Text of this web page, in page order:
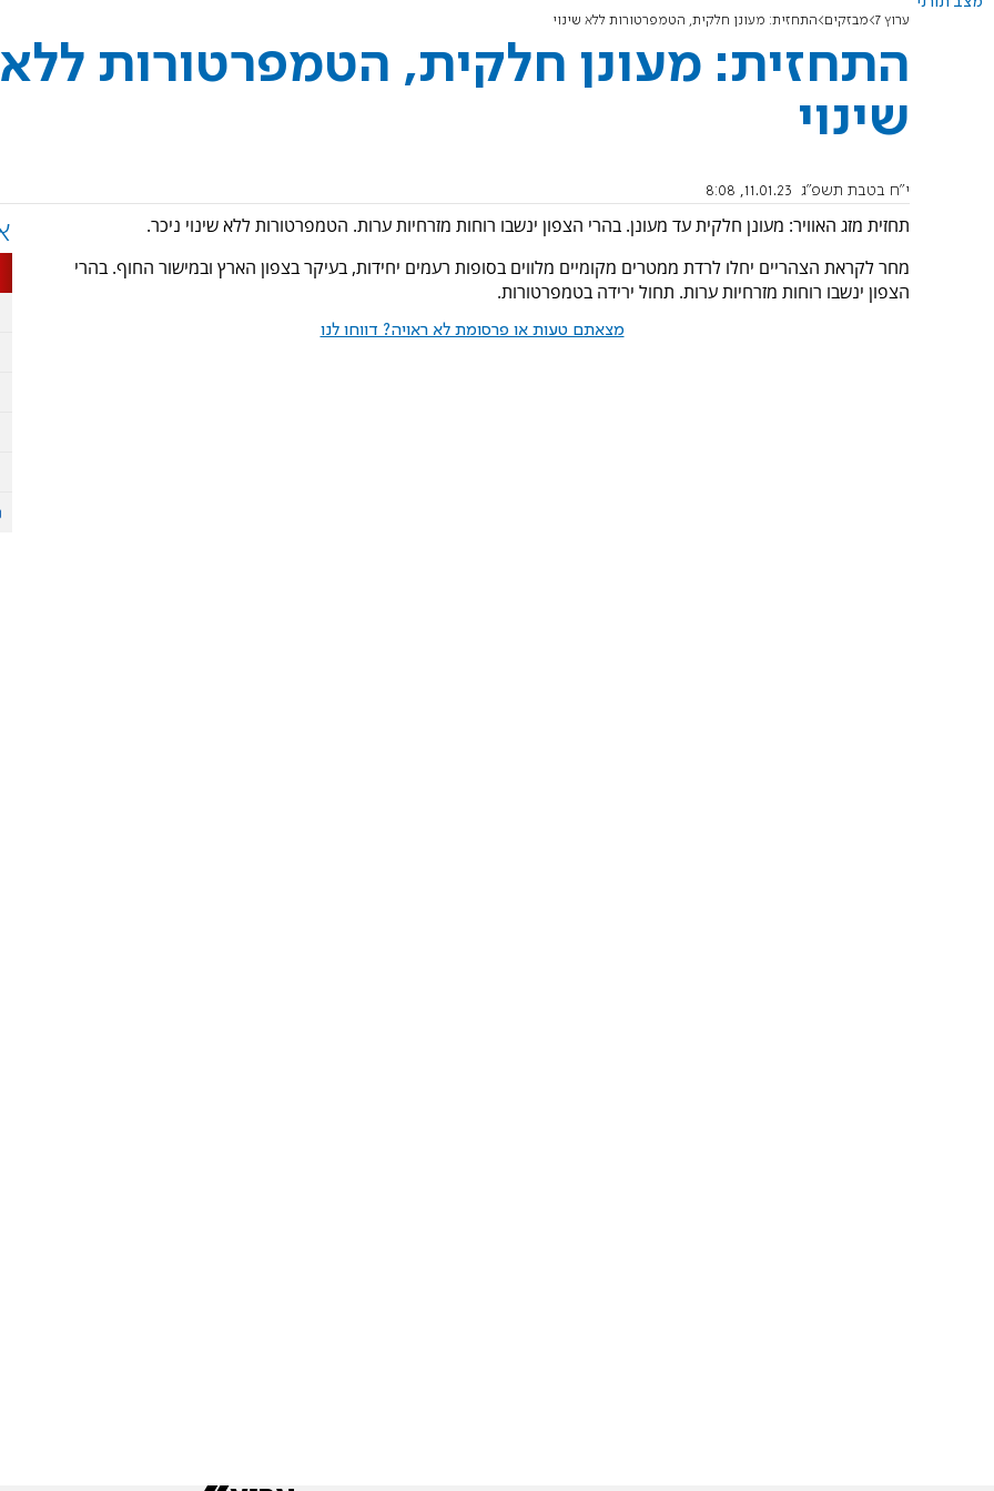
ערוץ 7 מבזקים התחזית: מעונן חלקית, הטמפרטורות ללא שינוי
התחזית: מעונן חלקית, הטמפרטורות ללא
שינוי
י"ח בטבת תשפ"ג 11.01.23, 8:08
תחזית מזג האוויר: מעונן חלקית עד מעונן. בהרי הצפון ינשבו רוחות מזרחיות ערות. הטמפרטורות ללא שינוי ניכר.
מחר לקראת הצהריים יחלו לרדת ממטרים מקומיים מלווים בסופות רעמים יחידות, בעיקר בצפון הארץ ובמישור החוף. בהרי
הצפון ינשבו רוחות מזרחיות ערות. תחול ירידה בטמפרטורות.
מצאתם טעות או פרסומת לא ראויה? דווחו לנו